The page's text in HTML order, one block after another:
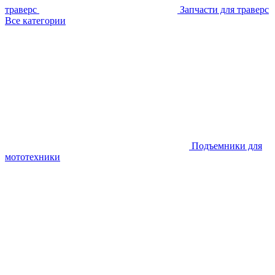
траверс
Запчасти для траверс
Все категории
Подъемники для
мототехники